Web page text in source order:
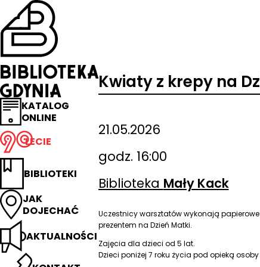
Przejdź
na
stronę
główną
Biblioteka
Gdynia
KATALOG
ONLINE
LECIE
BIBLIOTEKI
JAK
DOJECHAĆ
AKTUALNOŚCI
Kwiaty z krepy na
21.05.2026
godz. 16:00
Biblioteka Mały Kack
Uczestnicy warsztatów wykonają
prezentem na Dzień Matki.
Zajęcia dla dzieci od 5 lat.
Dzieci poniżej 7 roku życia pod opieką osoby